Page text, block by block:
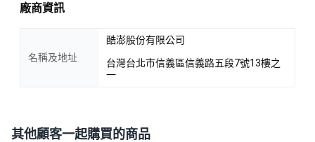
廠商資訊
名稱及地址
酷澎股份有限公司
台灣台北市信義區信義路五段7號13樓之
一
其他顧客一起購買的商品